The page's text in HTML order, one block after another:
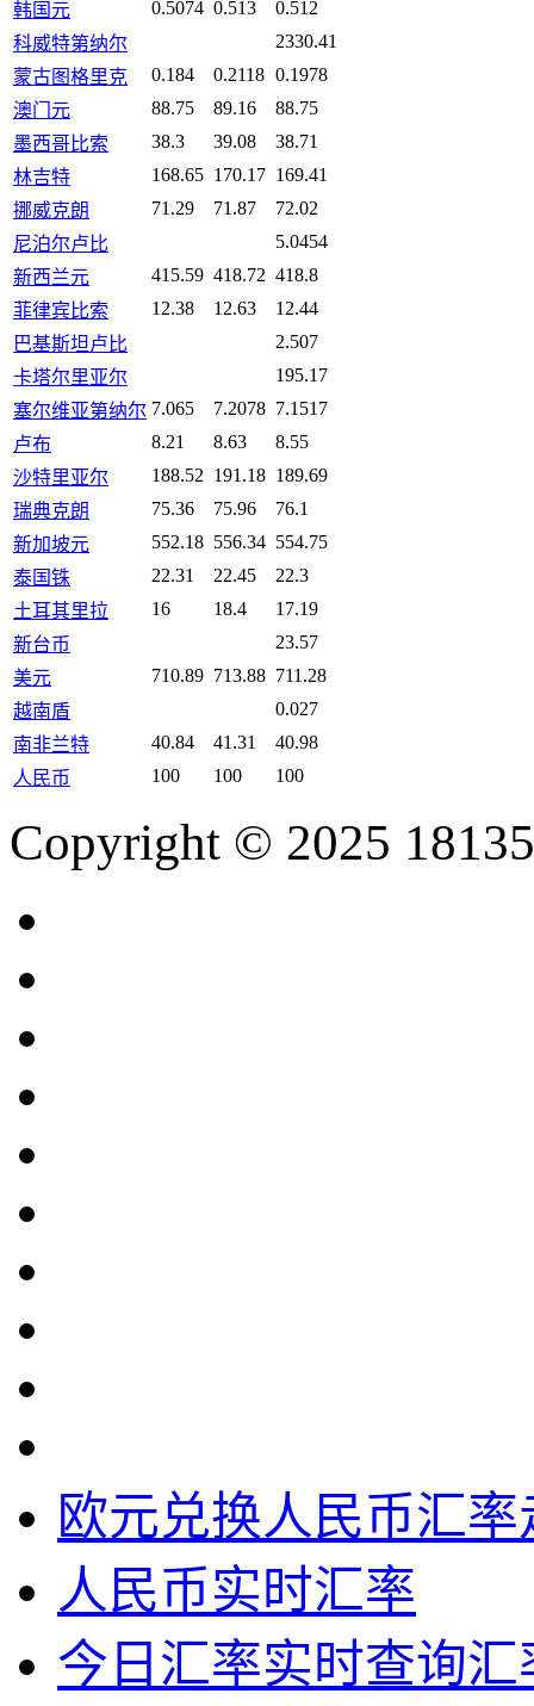
韩国元 0.5074 0.513
0.512
科威特第纳尔
2330.41
蒙古图格里克
0.184 0.2118 0.1978
澳门元
88.75 89.16
88.75
墨西哥比索
38.3 39.08
38.71
林吉特
168.65 170.17 169.41
挪威克朗
71.29 71.87
72.02
尼泊尔卢比
5.0454
新西兰元
415.59 418.72 418.8
菲律宾比索
12.38 12.63
12.44
巴基斯坦卢比
2.507
卡塔尔里亚尔
195.17
塞尔维亚第纳尔 7.065 7.2078 7.1517
卢布
8.21 8.63
8.55
沙特里亚尔
188.52 191.18 189.69
瑞典克朗
75.36 75.96
76.1
新加坡元
552.18 556.34 554.75
泰国铢
22.31 22.45
22.3
土耳其里拉
16 18.4
17.19
新台币
23.57
美元
710.89 713.88 711.28
越南盾
0.027
南非兰特
40.84 41.31
40.98
人民币
100 100 100
Copyright © 2025
欧元兑换人民币汇率
人民币实时汇率
今日汇率实时查询汇